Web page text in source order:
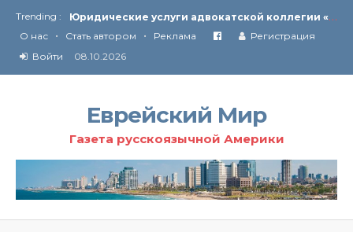
Trending :
От Ирана до Ливана и Газы
Союз кислоликих
Соглашение США с Ираном
От Ирана до Ливана и Газы
О нас • Стать автором • Реклама
Регистрация
Войти
08.10.2026
Еврейский Мир
Газета русскоязычной Америки